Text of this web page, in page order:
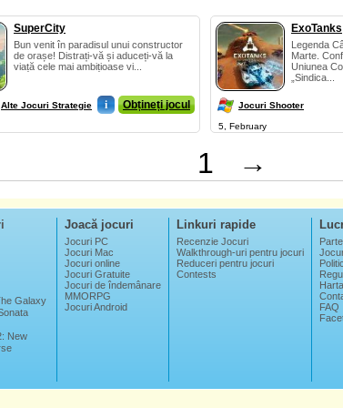
SuperCity
Bun venit în paradisul unui constructor
de orașe! Distrați-vă și aduceți-vă la
viață cele mai ambițioase vi...
Alte Jocuri Strategie i Obțineți jocul
ExoTanks
Legenda
Marte.
Uniunea
„Sindica...
Jocuri Shooter
5, February
1 →
Galaxy
New
Joacă jocuri
Jocuri PC
Jocuri Mac
Jocuri online
Jocuri Gratuite
Jocuri de îndemânare
MMORPG
Jocuri Android
Linkuri rapide
Recenzie Jocuri
Walkthrough-uri pentru jocuri
Reduceri pentru jocuri
Contests
FAQ